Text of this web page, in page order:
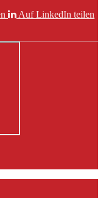
Auf LinkedIn teilen